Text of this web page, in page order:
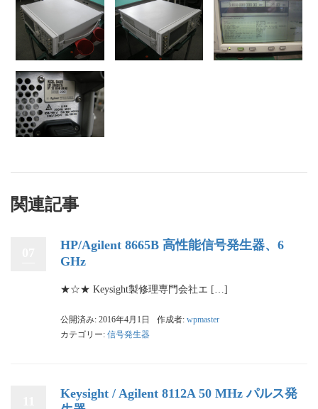
関連記事
HP/Agilent 8665B 高性能信号発生器、6
GHz
★☆★ Keysight製修理専門会社エ […]
公開済み: 2016年4月1日 作成者: wpmaster
カテゴリー: 信号発生器
Keysight / Agilent 8112A 50 MHz パルス発